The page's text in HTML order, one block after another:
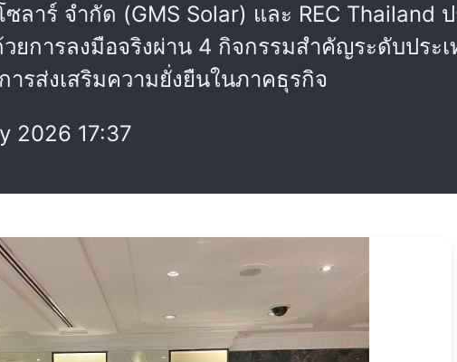
ซลาร์ จำกัด (GMS Solar) และ REC
ยการลงมือจริงผ่าน 4 กิจกรรมสำคัญระดับปร
รส่งเสริมความยั่งยืนในภาคธุรกิจ
2026 17:37